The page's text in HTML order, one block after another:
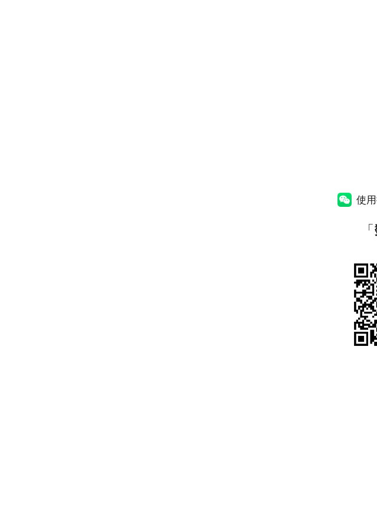
使
「